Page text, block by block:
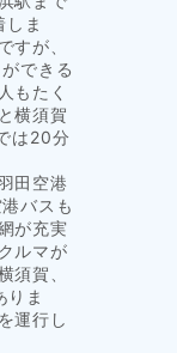
ま
すが、
できる
もたく
横須賀
は20分
田空港
バスも
が充実
ルマが
須賀、
りま
運行し